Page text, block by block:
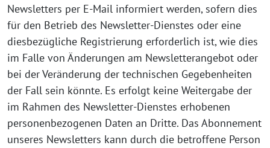
Newsletters per E-Mail informiert werden, sofern dies
für den Betrieb des Newsletter-Dienstes oder eine
diesbezügliche Registrierung erforderlich ist, wie dies
im Falle von Änderungen am Newsletterangebot oder
bei der Veränderung der technischen Gegebenheiten
der Fall sein könnte. Es erfolgt keine Weitergabe der
im Rahmen des Newsletter-Dienstes erhobenen
personenbezogenen Daten an Dritte. Das Abonnement
unseres Newsletters kann durch die betroffene Person